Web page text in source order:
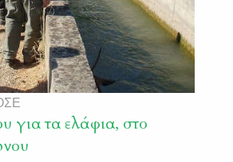
για τα ελάφια, στο